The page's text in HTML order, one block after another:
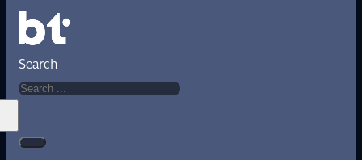
Search